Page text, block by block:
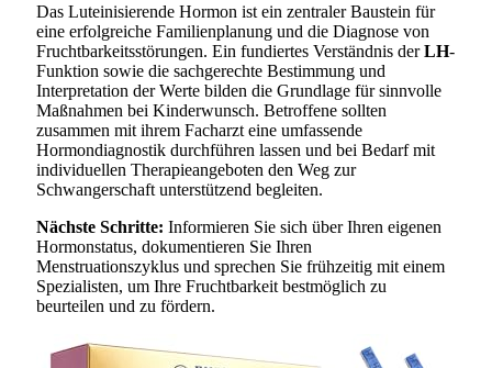
Das Luteinisierende Hormon ist ein zentraler Baustein für
eine erfolgreiche Familienplanung und die Diagnose von
Fruchtbarkeitsstörungen. Ein fundiertes Verständnis derLH-
Funktion sowie die sachgerechte Bestimmung und
Interpretation der Werte bilden die Grundlage für sinnvolle
Maßnahmen bei Kinderwunsch. Betroffene sollten
zusammen mit ihrem Facharzt eine umfassende
Hormondiagnostik durchführen lassen und bei Bedarf mit
individuellen Therapieangeboten den Weg zur
Schwangerschaft unterstützend begleiten.
Nächste Schritte: Informieren Sie sich über Ihren eigenen
Hormonstatus, dokumentieren Sie Ihren
Menstruationszyklus und sprechen Sie frühzeitig mit einem
Spezialisten, um Ihre Fruchtbarkeit bestmöglich zu
beurteilen und zu fördern.